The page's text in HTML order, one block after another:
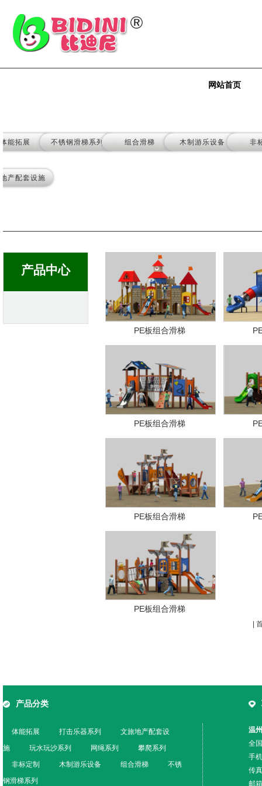
网站首页
体能拓展 不锈钢滑梯系列 组合滑梯 木制游乐设备 非
产配套设施
产品中心
PE板组合滑梯
PE板组合滑梯
PE板组合滑梯
PE板组合滑梯
|
产品分类
体能拓展 打击乐器系列
文旅地产配套设
施
玩水玩沙系列 网绳系列
攀爬系列
非标定制
木制游乐设备 组合滑梯
不锈
钢滑梯系列
温
全
手
传
邮